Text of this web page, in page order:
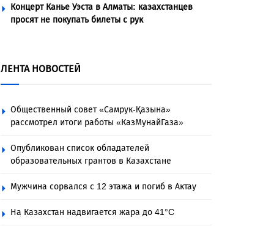
Концерт Канье Уэста в Алматы: казахстанцев
просят не покупать билеты с рук
ЛЕНТА НОВОСТЕЙ
Общественный совет «Самрук-Қазына»
рассмотрел итоги работы «КазМунайГаза»
Опубликован список обладателей
образовательных грантов в Казахстане
Мужчина сорвался с 12 этажа и погиб в Актау
На Казахстан надвигается жара до 41°C